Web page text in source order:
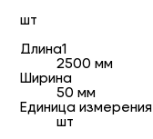
шт
Длина1
2500 мм
Ширина
50 мм
Единица измерения
шт